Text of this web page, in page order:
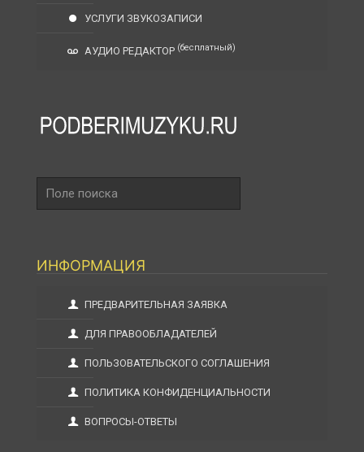
УСЛУГИ ЗВУКОЗАПИСИ
АУДИО РЕДАКТОР (бесплатный)
поиска
ИНФОРМАЦИЯ
ПРЕДВАРИТЕЛЬНАЯ ЗАЯВКА
ДЛЯ ПРАВООБЛАДАТЕЛЕЙ
ПОЛЬЗОВАТЕЛЬСКОГО СОГЛАШЕНИЯ
ПОЛИТИКА КОНФИДЕНЦИАЛЬНОСТИ
ВОПРОСЫ-ОТВЕТЫ